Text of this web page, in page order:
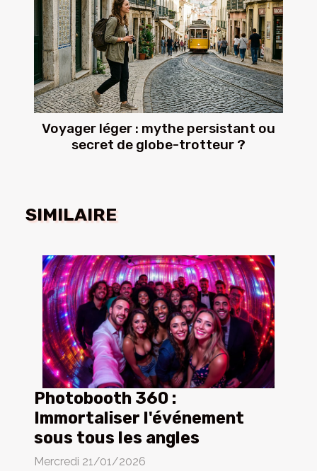
Voyager léger : mythe persistant ou
secret de globe-trotteur ?
SIMILAIRE
Photobooth 360 :
Immortaliser l'événement
sous tous les angles
Mercredi 21/01/2026